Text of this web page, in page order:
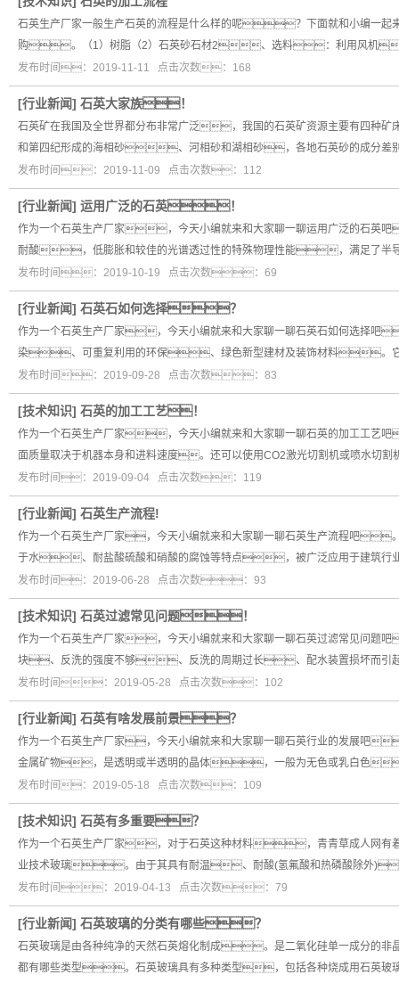
石英生产厂家一般生产石英的流程是什么样的呢？下面就和小
购。（1）树脂（2）石英砂石材2、选料：利用风机
发布时间：2019-11-11 点击次数：168
[行业新闻] 石英大家族！
石英矿在我国及全世界都分布非常广泛，我国的石英矿资源主要有四
和第四纪形成的海相砂、河相砂和湖相砂，各地石英砂的成分差
发布时间：2019-11-09 点击次数：112
[行业新闻] 运用广泛的石英！
作为一个石英生产厂家，今天小编就来和大家聊一聊运用广泛的
耐酸，低膨胀和较佳的光谱透过性的特殊物理性能，满足了半导
发布时间：2019-10-19 点击次数：69
[行业新闻] 石英石如何选择？
作为一个石英生产厂家，今天小编就来和大家聊一聊石英石如何选择
染、可重复利用的环保、绿色新型建材及装饰材料。
发布时间：2019-09-28 点击次数：83
[技术知识] 石英的加工工艺！
作为一个石英生产厂家，今天小编就来和大家聊一聊石英的加工
面质量取决于机器本身和进料速度。还可以使用CO2激光切割机或喷水切
发布时间：2019-09-04 点击次数：119
[行业新闻] 石英生产流程!
作为一个石英生产厂家，今天小编就来和大家聊一聊石英生产流程吧
于水、耐盐酸硫酸和硝酸的腐蚀等特点，被广泛应用于建筑行
发布时间：2019-06-28 点击次数：93
[技术知识] 石英过滤常见问题！
作为一个石英生产厂家，今天小编就来和大家聊一聊石英过滤常见问
块、反洗的强度不够、反洗的周期过长、配水装置损坏而引
发布时间：2019-05-28 点击次数：102
[行业新闻] 石英有啥发展前景？
作为一个石英生产厂家，今天小编就来和大家聊一聊石英行业的发展吧
金属矿物，是透明或半透明的晶体，一般为无色或乳白色
发布时间：2019-05-18 点击次数：109
[技术知识] 石英有多重要？
作为一个石英生产厂家，对于石英这种材料，青青草成人网有
业技术玻璃。由于其具有耐温、耐酸(氢氟酸和热磷酸除外)
发布时间：2019-04-13 点击次数：79
[行业新闻] 石英玻璃的分类有哪些？
石英玻璃是由各种纯净的天然石英熔化制成。是二氧化硅单一成分的
都有哪些类型。石英玻璃具有多种类型，包括各种烧成用石英